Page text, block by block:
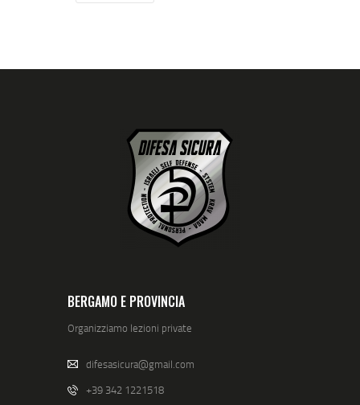
BERGAMO E PROVINCIA
Organizziamo lezioni private
difesasicura@gmail.com
+39 342 1221518